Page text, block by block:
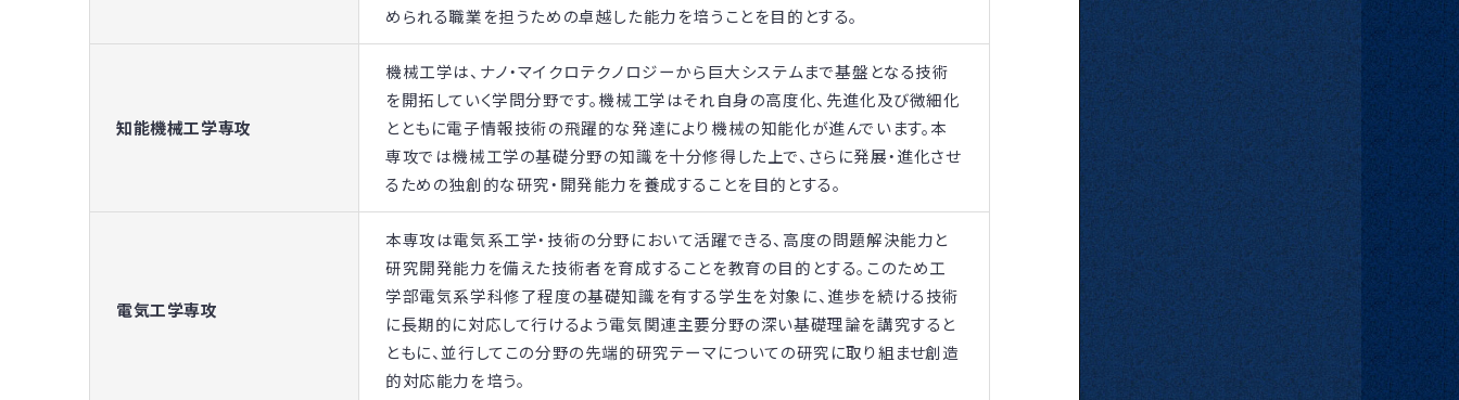
められる職業を担うための卓越した能力を培うことを目的とする。
知能機械工学専攻
機械工学は、ナノ・マイクロテクノロジーから巨大システムまで基盤となる技術
を開拓していく学問分野です。機械工学はそれ自身の高度化、先進化及び微細化
とともに電子情報技術の飛躍的な発達により機械の知能化が進んでいます。本
専攻では機械工学の基礎分野の知識を十分修得した上で、さらに発展・進化させ
るための独創的な研究・開発能力を養成することを目的とする。
電気工学専攻
本専攻は電気系工学・技術の分野において活躍できる、高度の問題解決能力と
研究開発能力を備えた技術者を育成することを教育の目的とする。このため工
学部電気系学科修了程度の基礎知識を有する学生を対象に、進歩を続ける技術
に長期的に対応して行けるよう電気関連主要分野の深い基礎理論を講究すると
ともに、並行してこの分野の先端的研究テーマについての研究に取り組ませ創造
的対応能力を培う。